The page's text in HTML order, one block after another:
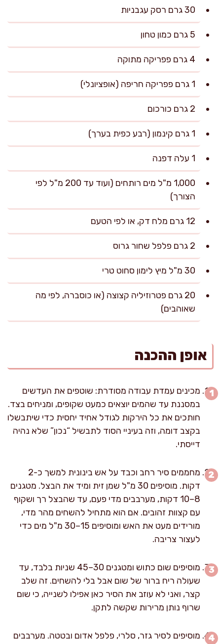
30 גרם רסק עגבניות
5 גרם כמון טחון
4 גרם פפריקה מתוקה
1 גרם פפריקה חריפה (אופציונלי)
2 גרם כורכום
1 גרם קינמון (רבע כפית בערך)
1 עלה דפנה
1,000 מ"ל מים רותחים (ועוד עד 200 מ"ל לפי
הצורך)
12 גרם מלח דק, או לפי הטעם
2 גרם פלפל שחור גרוס
30 מ"ל מיץ לימון סחוט טרי
20 גרם פטרוזיליה קצוצה (או כוסברה, לפי מה
שאוהבים)
אופן ההכנה
מכינים עמדת עבודה מסודרת: שוטפים את העדשים
במסננת עד שהמים יוצאים כמעט שקופים, ומניחים בצד.
חותכים את כל הירקות לגודל אחיד יחסית כדי שיתבשלו
בקצב דומה, וזה בעיניי הסוד לתבשיל “נכון” שלא נהיה
דייסתי.
מחממים סיר רחב וכבד על אש בינונית למשך כ-2
דקות. מוסיפים 30 מ"ל שמן זית ומיד את הבצל. מטגנים
8–10 דקות, מערבבים מדי פעם, עד שהבצל רך ושקוף
עם קצוות זהובים. אם הוא מתחיל להשחים מהר מדי,
מורידים מעט את האש ומוסיפים 15–30 מ"ל מים כדי
לעצור צריבה.
מוסיפים שום כתוש ומטגנים 30–45 שניות בלבד, עד
שעולה ריח ברור של שום אבל בלי להשחים. זה שלב
קצר, ואני לא עוזב את הסיר כאן אפילו לשנייה, כי שום
שרוף נותן מרירות שקשה לתקן.
מוסיפים לסיר גזר, סלרי, פלפל אדום ובטטה. מערבבים